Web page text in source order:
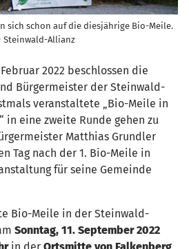
sich schon auf die diesjährige Bio-Meile.
Steinwald-Allianz
2022 beschlossen die
Bürgermeister der Steinwald-
veranstaltete „Bio-Meile in
in eine zweite Runde gehen zu
Matthias Grundler
Tag nach der 1. Bio-Meile in
für seine Gemeinde
Bio-Meile in der Steinwald-
Sonntag, 11. September 2022
in der Ortsmitte von Falkenberg